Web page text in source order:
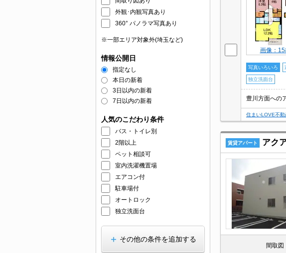
外観･内観写真あり
360° パノラマ写真あり
※一部エリア対象外(埼玉など)
情報公開日
指定なし
本日の新着
3日以内の新着
7日以内の新着
人気のこだわり条件
バス・トイレ別
2階以上
ペット相談可
室内洗濯機置場
エアコン付
駐車場付
オートロック
独立洗面台
その他の条件を追加する
画像：15
写真いろいろ
独立洗面台
住まいLOVE不
賃貸アパート アク
間取図